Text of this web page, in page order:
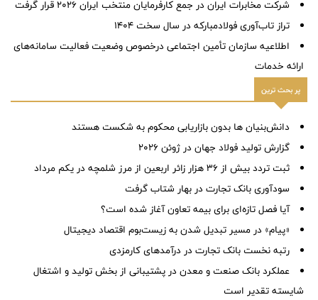
شرکت مخابرات ایران در جمع کارفرمایان منتخب ایران ۲۰۲۶ قرار گرفت
تراز تاب‌آوری فولادمبارکه در سال سخت ۱۴۰۴
اطلاعیه سازمان تأمین اجتماعی درخصوص وضعیت فعالیت سامانه‌های
ارائه خدمات
پر بحث ترین
دانش‌بنیان ها بدون بازاریابی محکوم به شکست هستند
گزارش تولید فولاد جهان در ژوئن ۲۰۲۶
ثبت تردد بیش از ۳۶ هزار زائر اربعین از مرز شلمچه در یکم مرداد
سودآوری بانک تجارت در بهار شتاب گرفت
آیا فصل تازه‌ای برای بیمه تعاون آغاز شده است؟
«پیام» در مسیر تبدیل شدن به زیست‌بوم اقتصاد دیجیتال
رتبه نخست بانک تجارت در درآمدهای کارمزدی
عملکرد بانک صنعت و معدن در پشتیبانی از بخش تولید و اشتغال
شایسته تقدیر است